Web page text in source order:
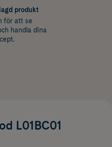
produkt
för att se
handla dina
L01BC01